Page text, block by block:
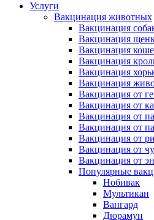
Услуги
Вакцинация животных
Вакцинация
Вакцинация
Вакцинация
Вакцинация
Вакцинация
Вакцинация
Вакцинация от
Вакцинация от
Вакцинация от
Вакцинация от
Вакцинация от
Вакцинация от
Вакцинация от
Популярные
Нобивак
Мультикан
Вангард
Дюрамун